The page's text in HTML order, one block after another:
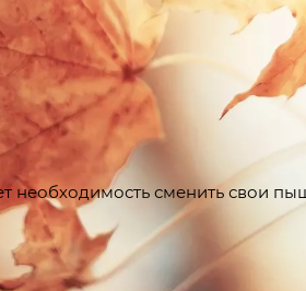
необходимость сменить свои